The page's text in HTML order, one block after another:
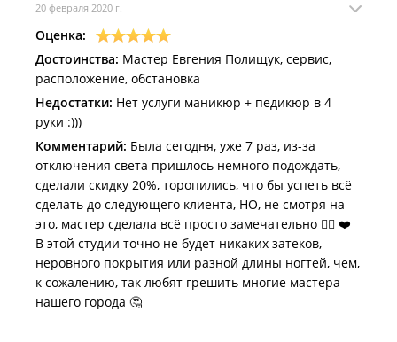
20 февраля 2020 г.
Оценка:
Достоинства: Мастер Евгения Полищук, сервис,
расположение, обстановка
Недостатки: Нет услуги маникюр + педикюр в 4
руки :)))
Комментарий: Была сегодня, уже 7 раз, из-за
отключения света пришлось немного подождать,
сделали скидку 20%, торопились, что бы успеть всё
сделать до следующего клиента, НО, не смотря на
это, мастер сделала всё просто замечательно 👌🏻 ❤️
В этой студии точно не будет никаких затеков,
неровного покрытия или разной длины ногтей, чем,
к сожалению, так любят грешить многие мастера
нашего города 🤔